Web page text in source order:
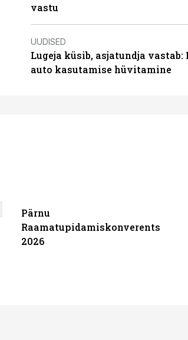
vastu
UUDISED
Lugeja küsib, asjatundja
auto kasutamise hüvitamine
Pärnu
Raamatupidamiskonverents
2026